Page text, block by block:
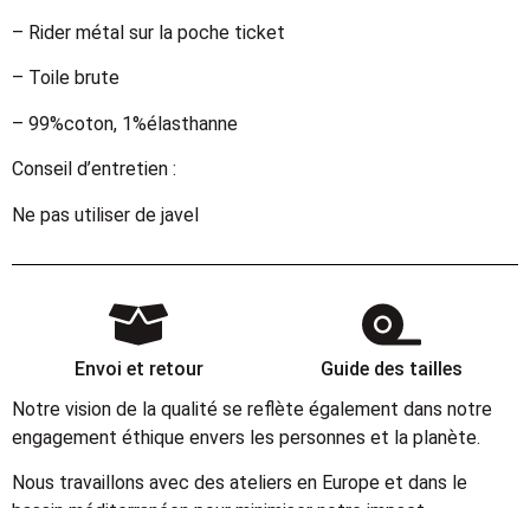
– Rider métal sur la poche ticket
– Toile brute
– 99%coton, 1%élasthanne
Conseil d’entretien :
Ne pas utiliser de javel
Envoi et retour
Guide des tailles
Notre vision de la qualité se reflète également dans notre
engagement éthique envers les personnes et la planète.
Nous travaillons avec des ateliers en Europe et dans le